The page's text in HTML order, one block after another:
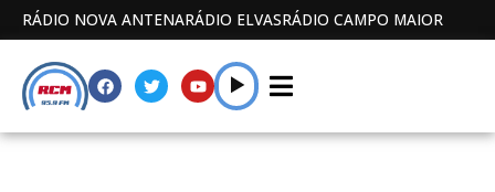
RÁDIO NOVA ANTENARÁDIO ELVASRÁDIO CAMPO MAIOR